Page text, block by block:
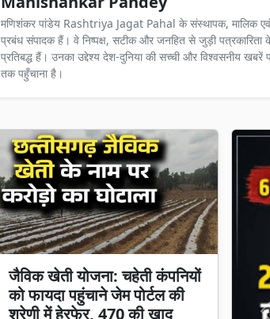
मणिशंकर पांडेय Rashtriya Jagat Pahal के संस्थापक, मालिक एवं
प्रबंध संपादक हैं। वे निष्पक्ष, सटीक और जनहित से जुड़ी पत्रकारिता
प्रतिबद्ध हैं। उनका उद्देश्य देश-दुनिया की सच्ची और विश्वसनीय खबरें
तक पहुँचाना है।
जैविक खेती योजना: चहेती कंपनियों
को फायदा पहुंचाने जेम पोर्टल की
श्रेणी में हेरफेर, 470 की खाद